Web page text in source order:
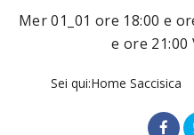
Mer 01_01 ore 18:00 e
e ore 21:00
Sei qui:Home Saccisica